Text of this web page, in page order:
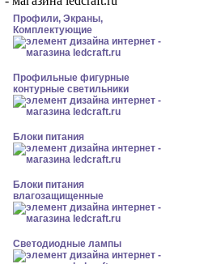
Профили, Экраны,
Комплектующие
Профильные фигурные
контурные светильники
Блоки питания
Блоки питания
влагозащищенные
Светодиодные лампы